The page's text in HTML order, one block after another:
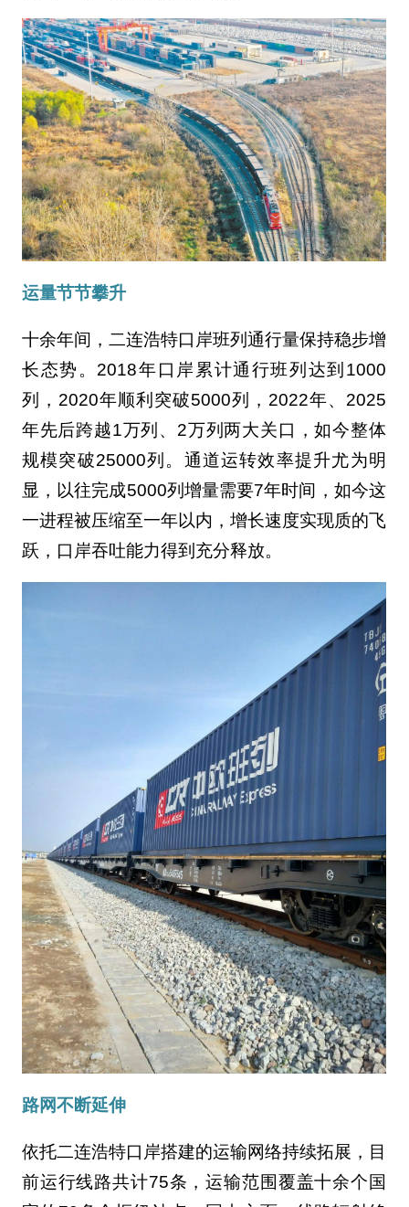
运量节节攀升
十余年间，二连浩特口岸班列通行量保持稳步增
长态势。2018年口岸累计通行班列达到1000
列，2020年顺利突破5000列，2022年、2025
年先后跨越1万列、2万列两大关口，如今整体
规模突破25000列。通道运转效率提升尤为明
显，以往完成5000列增量需要7年时间，如今这
一进程被压缩至一年以内，增长速度实现质的飞
跃，口岸吞吐能力得到充分释放。
路网不断延伸
依托二连浩特口岸搭建的运输网络持续拓展，目
前运行线路共计75条，运输范围覆盖十余个国